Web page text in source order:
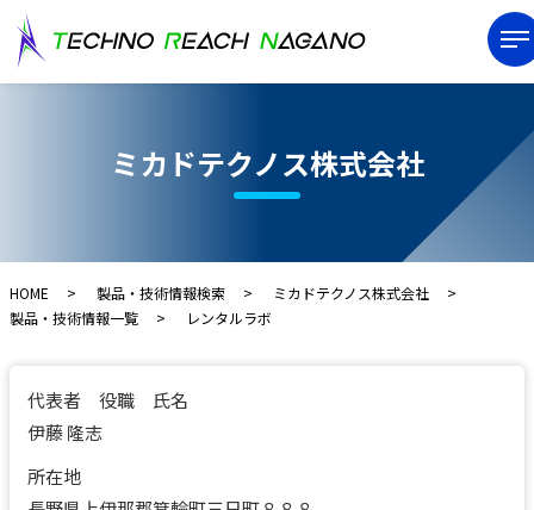
ミカドテクノス株式会社
HOME 製品・技術情報検索
ミカドテクノス株式会社
製品・技術情報一覧
レンタルラボ
代表者 役職 氏名
伊藤 隆志
所在地